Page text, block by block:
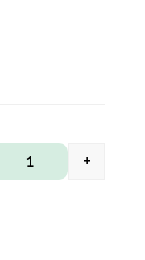
quantité de
+